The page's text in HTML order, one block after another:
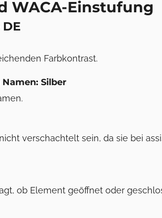
WACA-Einstufung
Farbkontrast.
Silber
verschachtelt sein, da sie bei
ob Element geöffnet oder